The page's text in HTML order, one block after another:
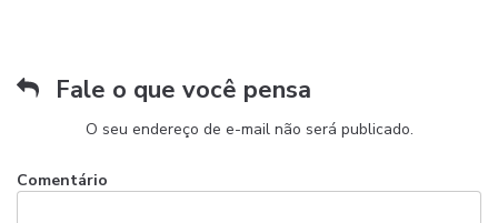
Fale o que você pensa
O seu endereço de e-mail não será publicado.
Comentário